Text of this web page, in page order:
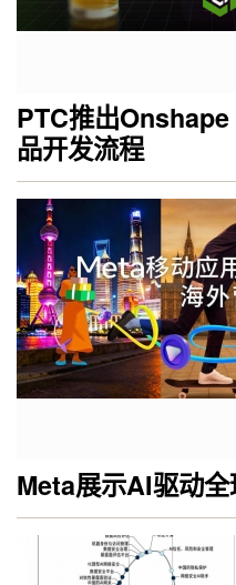
PTC推出
品开发流程
Meta展示AI驱动